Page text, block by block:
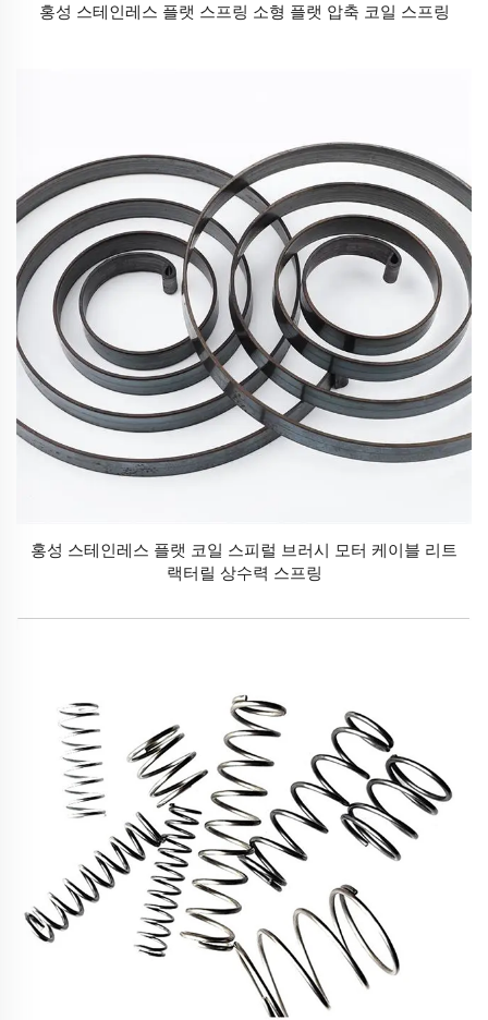
홍성 스테인레스 플랫 스프링 소형 플랫 압축 코일 스프링
홍성 스테인레스 플랫 코일 스피럴 브러시 모터 케이블 리트
랙터릴 상수력 스프링